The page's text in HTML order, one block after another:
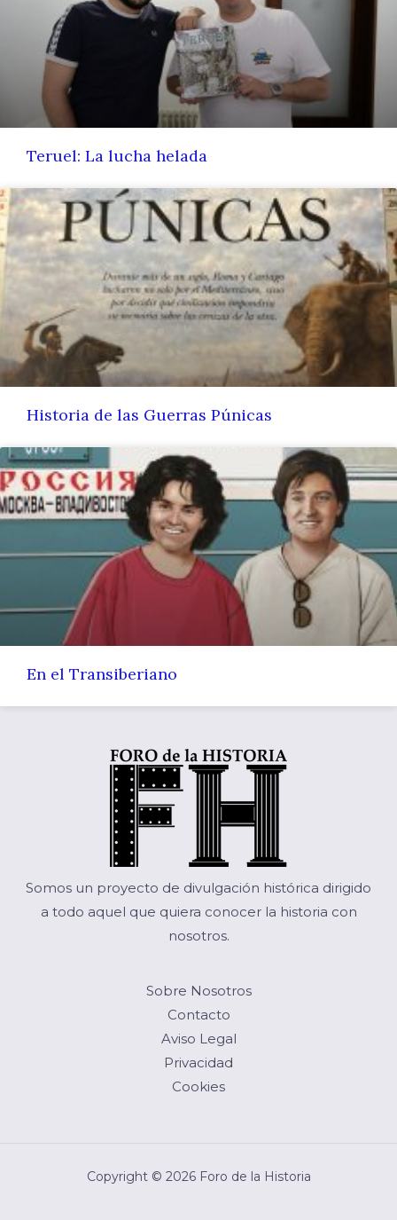
Teruel: La lucha helada
Historia de las Guerras Púnicas
En el Transiberiano
Somos un proyecto de divulgación histórica dirigido
a todo aquel que quiera conocer la historia con
nosotros.
Sobre Nosotros
Contacto
Aviso Legal
Privacidad
Cookies
Copyright © 2026 Foro de la Historia